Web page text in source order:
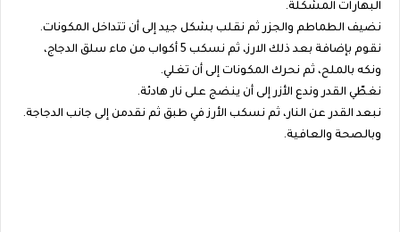
البهارات المشكلة.
نضيف الطماطم والجزر ثم نقلب بشكل جيد إلى أن تتداخل المكونات.
نقوم بإضافة بعد ذلك الارز، ثم نسكب 5 أكواب من ماء سلق الدجاج،
ونكه بالملح، ثم نحرك المكونات إلى أن تغلي.
نغطّي القدر وندع الأزر إلى أن ينضج على نار هادئة.
نبعد القدر عن النار، ثم نسكب الأرز في طبق ثم نقدمن إلى جانب الدجاجة.
وبالصحة والعافية.